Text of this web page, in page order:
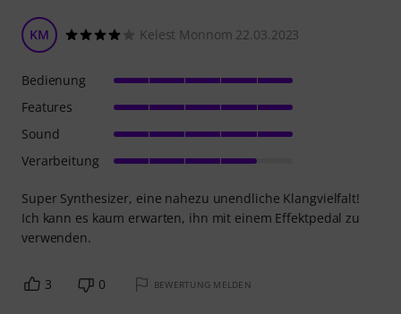
KM Kelest Monnom 22.03.2023
Super Synthesizer, eine nahezu unendliche Klangvielfalt!
Ich kann es kaum erwarten, ihn mit einem Effektpedal zu
verwenden.
Bedienung
Features
Sound
Verarbeitung
3 0 BEWERTUNG MELDEN